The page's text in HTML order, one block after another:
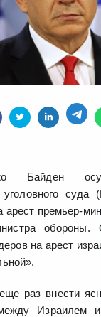
Байден
уголовного
арест премьер-
обороны.
на арест
раз внести
Израилем